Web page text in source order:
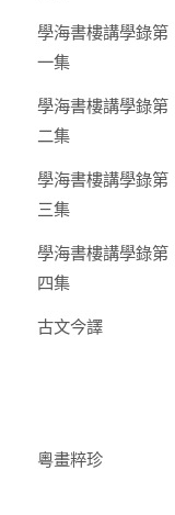
學海書樓講學錄第
一集
學海書樓講學錄第
二集
學海書樓講學錄第
三集
學海書樓講學錄第
四集
古文今譯
粵畫粹珍